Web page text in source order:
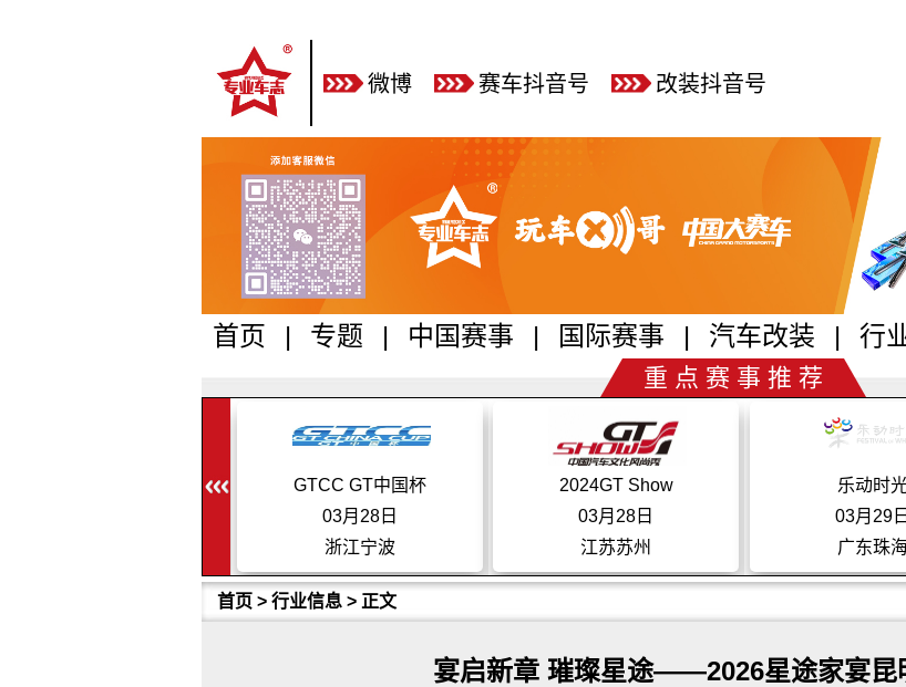
微博 赛车抖音号 改装抖音号
首页 | 专题 | 中国赛事 | 国际赛事 | 汽车改装 | 行
重 点 赛 事 推 荐
2024GT Show
03月28日
江苏苏州
乐动时光
03月29日
广东珠海
CTCC中国汽车场
04月26日
上海
首页 > 行业信息 > 正文
宴启新章 璀璨星途——2026星途家宴昆